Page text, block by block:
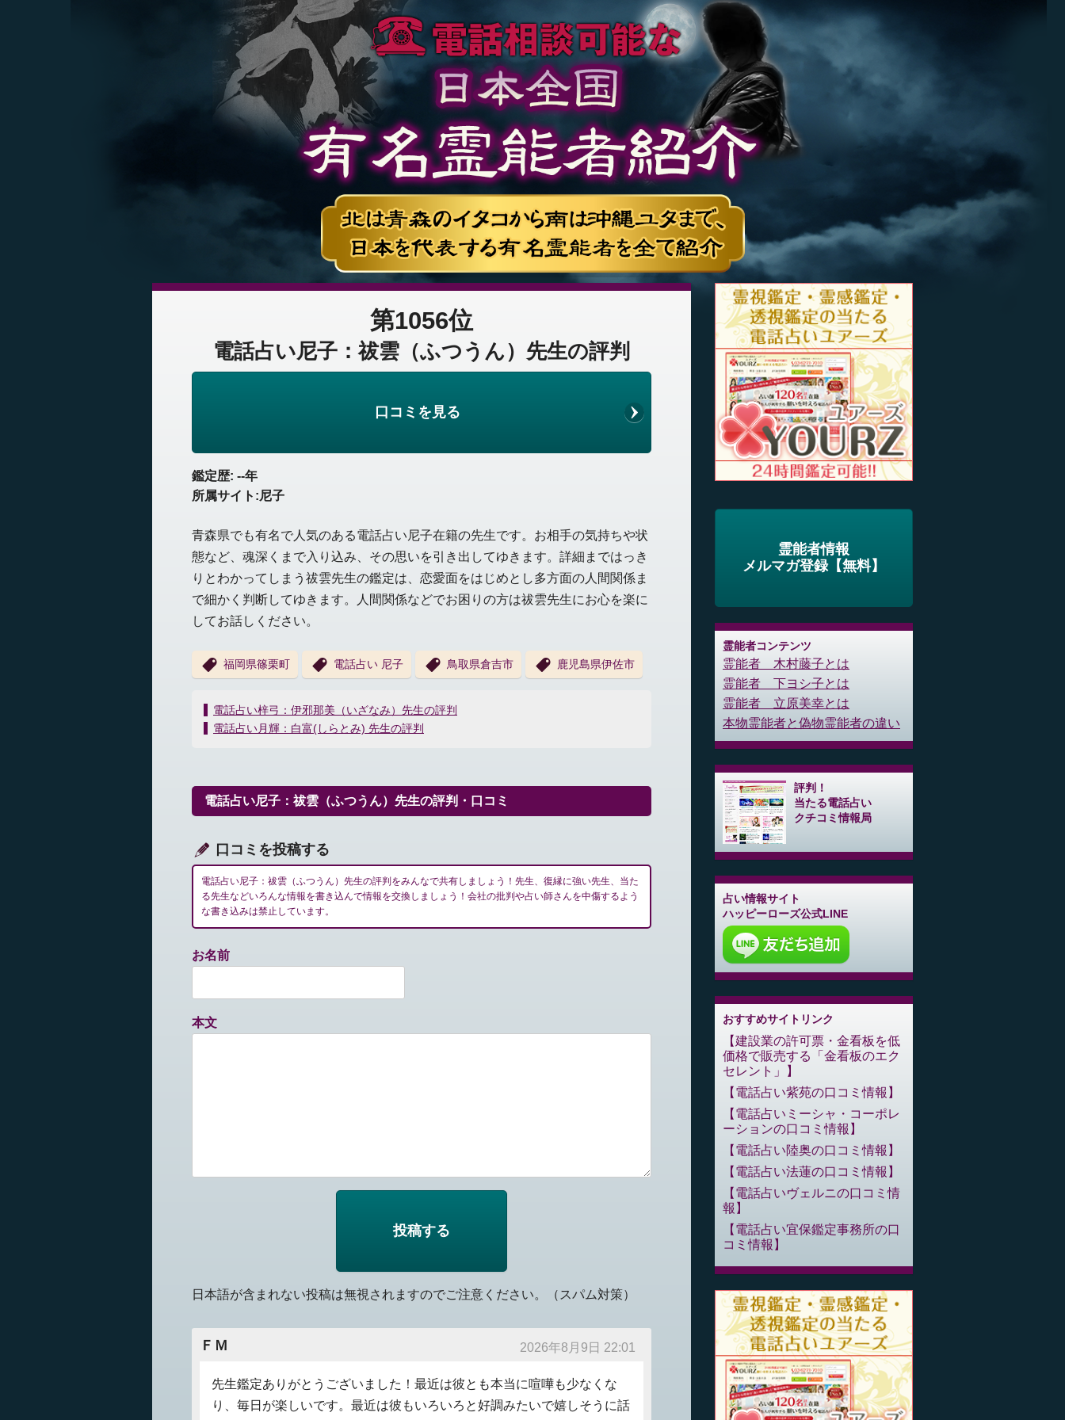
第1056位
電話占い尼子：祓雲（ふつうん）先生の評判
口コミを見る
鑑定歴: --年
所属サイト:尼子
青森県でも有名で人気のある電話占い尼子在籍の先生です。お相手の気持ちや状
態など、魂深くまで入り込み、その思いを引き出してゆきます。詳細まではっき
りとわかってしまう祓雲先生の鑑定は、恋愛面をはじめとし多方面の人間関係ま
で細かく判断してゆきます。人間関係などでお困りの方は祓雲先生にお心を楽に
してお話しください。
福岡県篠栗町 電話占い 尼子 鳥取県倉吉市 鹿児島県伊佐市
投
稿
ー
シ
ン
電話占い梓弓：伊邪那美（いざなみ）先生の評判
電話占い月輝：白富(しらとみ) 先生の評判
電話占い尼子：祓雲（ふつうん）先生の評判・口コミ
口コミを投稿する
電話占い尼子：祓雲（ふつうん）先生の評判をみんなで共有しましょう！先生、復縁に強い先生、当た
る先生などいろんな情報を書き込んで情報を交換しましょう！会社の批判や占い師さんを中傷するよう
な書き込みは禁止しています。
お名前
本文
日本語が含まれない投稿は無視されますのでご注意ください。（スパム対策）
ＦＭ 2026年8月9日 22:01
先生鑑定ありがとうございました！最近は彼とも本当に喧嘩も少なくな
り、毎日が楽しいです。最近は彼もいろいろと好調みたいで嬉しそうに話
霊能者情報
メルマガ登録【無料】
霊能者コンテンツ
霊能者 木村藤子とは
霊能者 下ヨシ子とは
霊能者 立原美幸とは
本物霊能者と偽物霊能者の違い
評判！
当たる電話占い
クチコミ情報局
占い情報サイト
ハッピーローズ公式LINE
おすすめサイトリンク
建設業の許可票・金看板を低
価格で販売する「金看板のエク
セレント」
電話占い紫苑の口コミ情報
電話占いミーシャ・コーポレ
ーションの口コミ情報
電話占い陸奥の口コミ情報
電話占い法蓮の口コミ情報
電話占いヴェルニの口コミ情
報
電話占い宜保鑑定事務所の口
コミ情報